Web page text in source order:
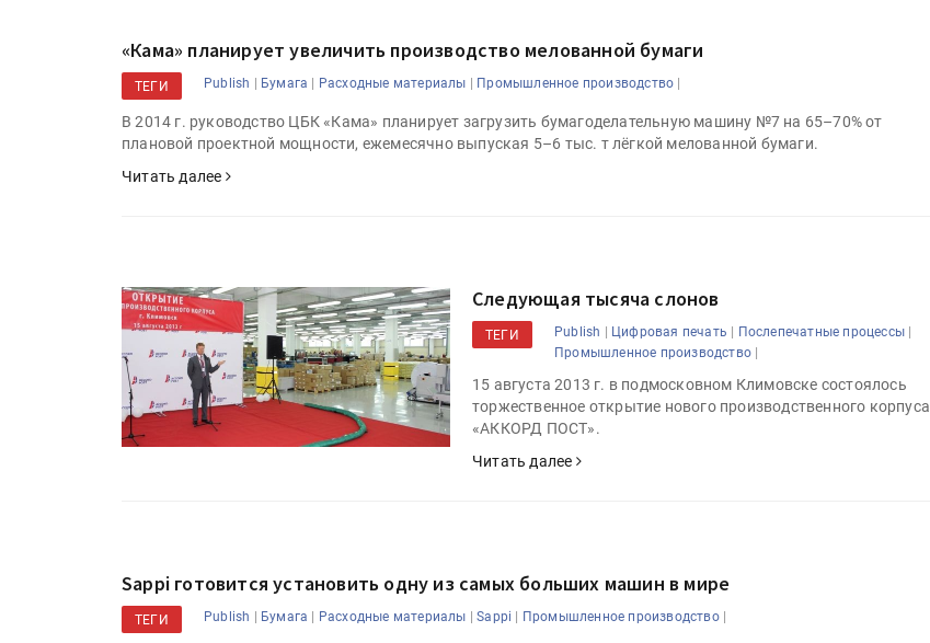
«Кама» планирует увеличить производство мелованной бумаги
ТЕГИ Publish | Бумага | Расходные материалы | Промышленное производство |
В 2014 г. руководство ЦБК «Кама» планирует загрузить бумагоделательную машину №7 на 65–70% от
плановой проектной мощности, ежемесячно выпуская 5–6 тыс. т лёгкой мелованной бумаги.
Читать далее
Следующая тысяча слонов
ТЕГИ Publish | Цифровая печать | Послепечатные процессы |
Промышленное производство |
15 августа 2013 г. в подмосковном Климовске состоялось
торжественное открытие нового производственного корпуса
«АККОРД ПОСТ».
Читать далее
Sappi готовится установить одну из самых больших машин в мире
ТЕГИ Publish | Бумага | Расходные материалы |Sappi | Промышленное производство|